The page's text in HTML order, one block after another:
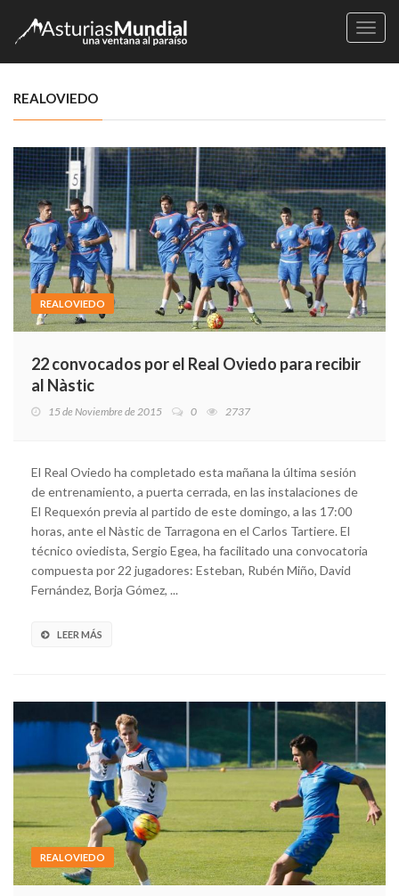
REALOVIEDO
REALOVIEDO
22 convocados por el Real Oviedo para recibir
al Nàstic
15 de Noviembre de 2015 0 2737
El Real Oviedo ha completado esta mañana la última sesión
de entrenamiento, a puerta cerrada, en las instalaciones de
El Requexón previa al partido de este domingo, a las 17:00
horas, ante el Nàstic de Tarragona en el Carlos Tartiere. El
técnico oviedista, Sergio Egea, ha facilitado una convocatoria
compuesta por 22 jugadores: Esteban, Rubén Miño, David
Fernández, Borja Gómez, ...
LEER MÁS
REALOVIEDO